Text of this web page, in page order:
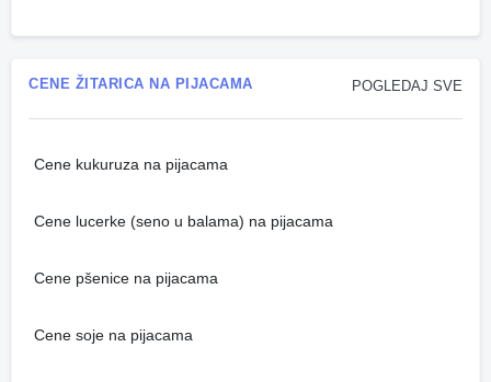
POGLEDAJ SVE
CENE ŽITARICA NA PIJACAMA
Cene kukuruza na pijacama
Cene lucerke (seno u balama) na pijacama
Cene pšenice na pijacama
Cene soje na pijacama